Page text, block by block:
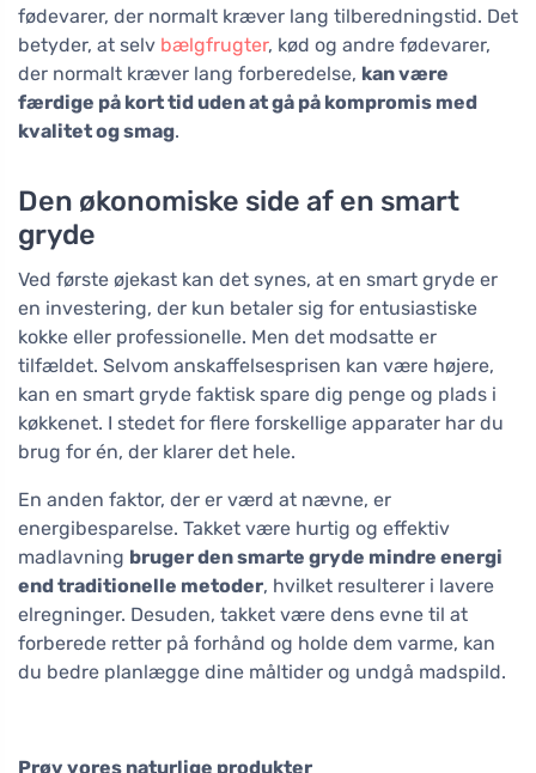
fødevarer, der normalt kræver lang tilberedningstid. Det
betyder, at selv bælgfrugter, kød og andre fødevarer,
der normalt kræver lang forberedelse, kan være
færdige på kort tid uden at gå på kompromis med
kvalitet og smag.
Den økonomiske side af en smart
gryde
Ved første øjekast kan det synes, at en smart gryde er
en investering, der kun betaler sig for entusiastiske
kokke eller professionelle. Men det modsatte er
tilfældet. Selvom anskaffelsesprisen kan være højere,
kan en smart gryde faktisk spare dig penge og plads i
køkkenet. I stedet for flere forskellige apparater har du
brug for én, der klarer det hele.
En anden faktor, der er værd at nævne, er
energibesparelse. Takket være hurtig og effektiv
madlavning bruger den smarte gryde mindre energi
end traditionelle metoder, hvilket resulterer i lavere
elregninger. Desuden, takket være dens evne til at
forberede retter på forhånd og holde dem varme, kan
du bedre planlægge dine måltider og undgå madspild.
Prøv vores naturlige produkter